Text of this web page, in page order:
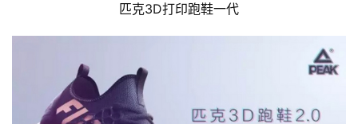
匹克3D打印跑鞋一代